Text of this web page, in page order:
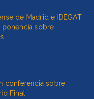
de Madrid e IDEGAT
ponencia sobre
conferencia sobre
Final